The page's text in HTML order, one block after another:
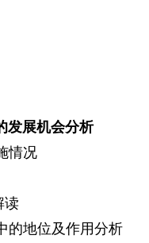
发展机会分析
情况
读
的地位及作用分析